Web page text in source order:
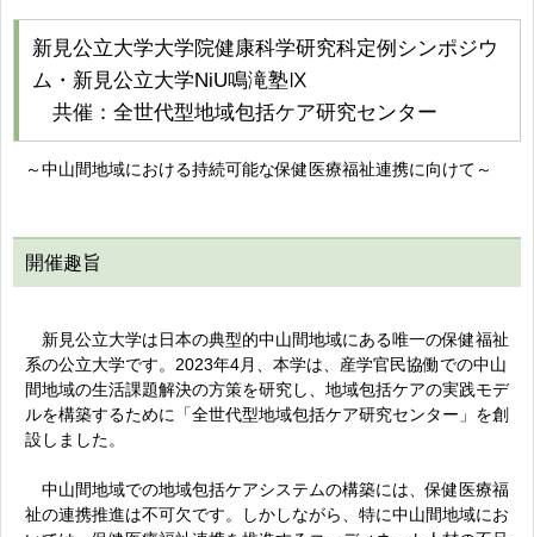
新見公立大学大学院健康科学研究科定例シンポジウ
ム・新見公立大学NiU鳴滝塾Ⅸ
共催：全世代型地域包括ケア研究センター
～中山間地域における持続可能な保健医療福祉連携に向けて～
開催趣旨
新見公立大学は日本の典型的中山間地域にある唯一の保健福祉
系の公立大学です。2023年4月、本学は、産学官民協働での中山
間地域の生活課題解決の方策を研究し、地域包括ケアの実践モデ
ルを構築するために「全世代型地域包括ケア研究センター」を創
設しました。
中山間地域での地域包括ケアシステムの構築には、保健医療福
祉の連携推進は不可欠です。しかしながら、特に中山間地域にお